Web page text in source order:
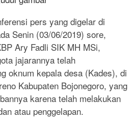
pers yang digelar di
Senin (03/06/2019) sore,
Ary Fadli SIK MH MSi,
jajarannya telah
oknum kepala desa (Kades), di
Kabupaten Bojonegoro, yang
karena telah melakukan
atau penggelapan.